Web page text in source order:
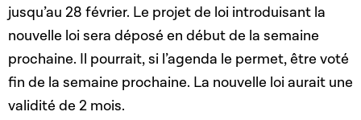
jusqu’au 28 février. Le projet de loi introduisant la
nouvelle loi sera déposé en début de la semaine
prochaine. Il pourrait, si l’agenda le permet, être voté
fin de la semaine prochaine. La nouvelle loi aurait une
validité de 2 mois.